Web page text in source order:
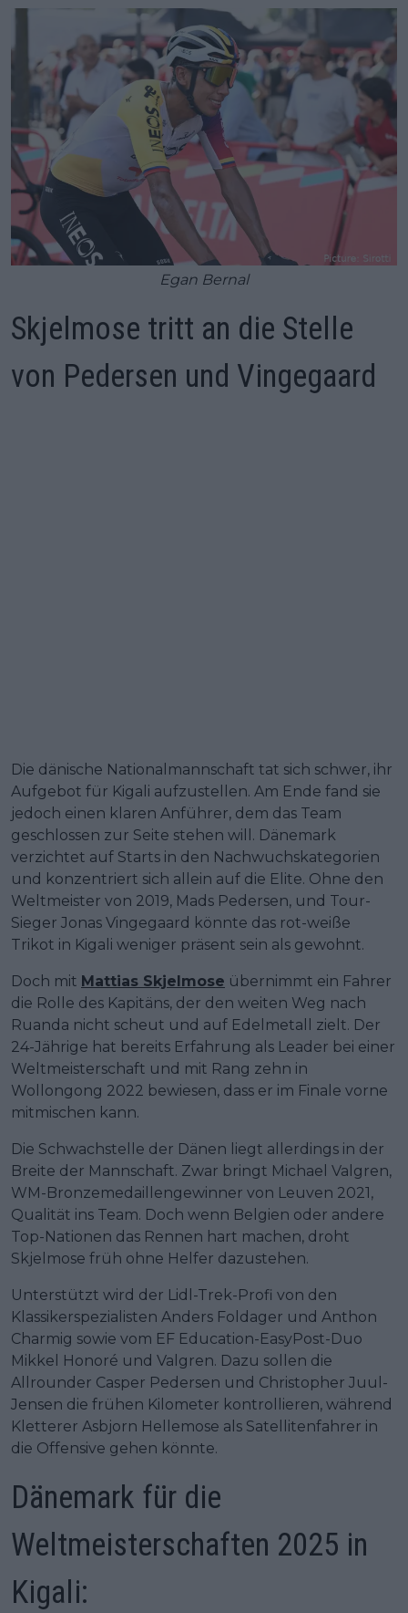
Egan Bernal
Skjelmose tritt an die Stelle
von Pedersen und Vingegaard
Die dänische Nationalmannschaft tat sich schwer, ihr
Aufgebot für Kigali aufzustellen. Am Ende fand sie
jedoch einen klaren Anführer, dem das Team
geschlossen zur Seite stehen will. Dänemark
verzichtet auf Starts in den Nachwuchskategorien
und konzentriert sich allein auf die Elite. Ohne den
Weltmeister von 2019, Mads Pedersen, und Tour-
Sieger Jonas Vingegaard könnte das rot-weiße
Trikot in Kigali weniger präsent sein als gewohnt.
Doch mit Mattias Skjelmose übernimmt ein Fahrer
die Rolle des Kapitäns, der den weiten Weg nach
Ruanda nicht scheut und auf Edelmetall zielt. Der
24-Jährige hat bereits Erfahrung als Leader bei einer
Weltmeisterschaft und mit Rang zehn in
Wollongong 2022 bewiesen, dass er im Finale vorne
mitmischen kann.
Die Schwachstelle der Dänen liegt allerdings in der
Breite der Mannschaft. Zwar bringt Michael Valgren,
WM-Bronzemedaillengewinner von Leuven 2021,
Qualität ins Team. Doch wenn Belgien oder andere
Top-Nationen das Rennen hart machen, droht
Skjelmose früh ohne Helfer dazustehen.
Unterstützt wird der Lidl-Trek-Profi von den
Klassikerspezialisten Anders Foldager und Anthon
Charmig sowie vom EF Education-EasyPost-Duo
Mikkel Honoré und Valgren. Dazu sollen die
Allrounder Casper Pedersen und Christopher Juul-
Jensen die frühen Kilometer kontrollieren, während
Kletterer Asbjorn Hellemose als Satellitenfahrer in
die Offensive gehen könnte.
Dänemark für die
Weltmeisterschaften 2025 in
Kigali: